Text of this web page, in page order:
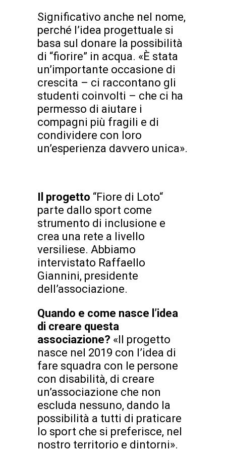
Significativo anche nel nome,
perché l’idea progettuale si
basa sul donare la possibilità
di “fiorire” in acqua. «È stata
un’importante occasione di
crescita – ci raccontano gli
studenti coinvolti – che ci ha
permesso di aiutare i
compagni più fragili e di
condividere con loro
un’esperienza davvero unica».
Il progetto “Fiore di Loto“
parte dallo sport come
strumento di inclusione e
crea una rete a livello
versiliese. Abbiamo
intervistato Raffaello
Giannini, presidente
dell’associazione.
Quando e come nasce l’idea
di creare questa
associazione? «Il progetto
nasce nel 2019 con l’idea di
fare squadra con le persone
con disabilità, di creare
un’associazione che non
escluda nessuno, dando la
possibilità a tutti di praticare
lo sport che si preferisce, nel
nostro territorio e dintorni».